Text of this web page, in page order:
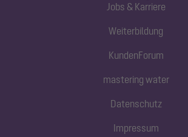
Jobs & Karriere
Weiterbildung
KundenForum
mastering water
Datenschutz
Impressum